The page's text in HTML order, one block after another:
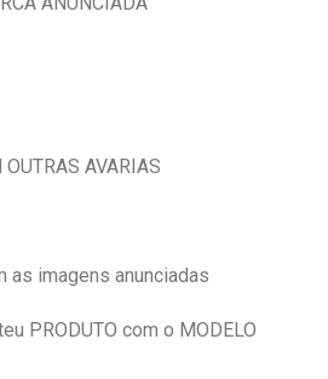
OUTRAS AVARIAS
as imagens anunciadas
PRODUTO com o MODELO